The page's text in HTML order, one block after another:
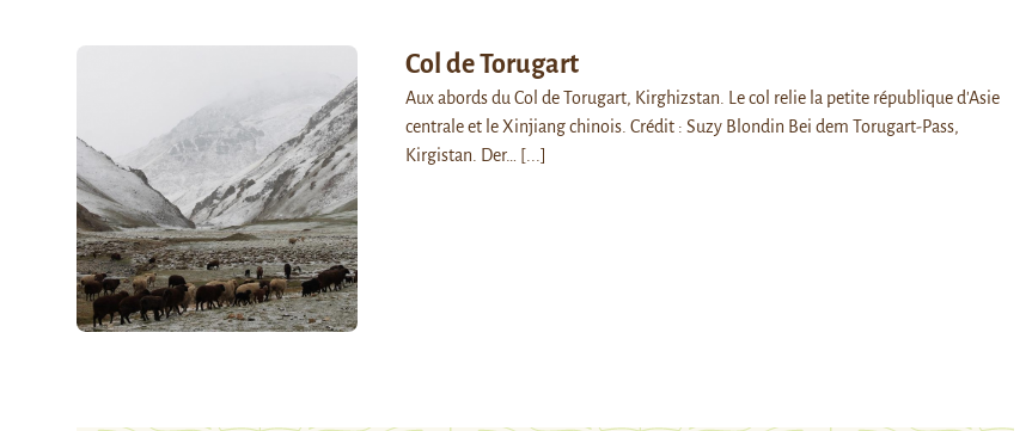
Col de Torugart
Aux abords du Col de Torugart, Kirghizstan. Le col relie la petite république d'Asie
centrale et le Xinjiang chinois. Crédit : Suzy Blondin Bei dem Torugart-Pass,
Kirgistan. Der…
[...]